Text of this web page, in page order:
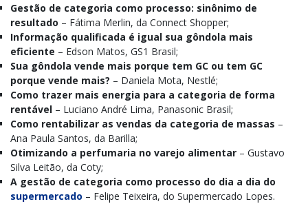
Gestão de categoria como processo: sinônimo de
resultado – Fátima Merlin, da Connect Shopper;
Informação qualificada é igual sua gôndola mais
eficiente – Edson Matos, GS1 Brasil;
Sua gôndola vende mais porque tem GC ou tem GC
porque vende mais? – Daniela Mota, Nestlé;
Como trazer mais energia para a categoria de forma
rentável – Luciano André Lima, Panasonic Brasil;
Como rentabilizar as vendas da categoria de massas –
Ana Paula Santos, da Barilla;
Otimizando a perfumaria no varejo alimentar – Gustavo
Silva Leitão, da Coty;
A gestão de categoria como processo do dia a dia do
supermercado – Felipe Teixeira, do Supermercado Lopes.